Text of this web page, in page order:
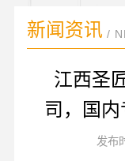
新闻资讯 /
江西圣
司，国
发布